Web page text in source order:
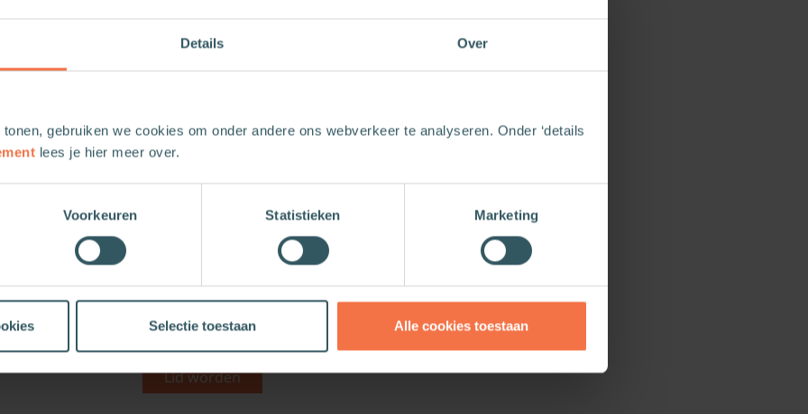
Details Over
gebruiken we cookies om onder andere ons webverkeer te analyseren. Onder ‘details
lees je hier meer over.
Voorkeuren Statistieken Marketing
Selectie toestaan Alle cookies toestaan
in het kerkelijk jaar. Als Premium-lid krijg je toegang tot nog veel meer
preekschetsen, exegeses en kindermomenten. Ideaal voor professionals
maand Theologie.nl Premium is gratis, daarna € 11,99 p.m.
korting wordt automatisch tijdens de checkout verwerkt.
binnen 1 dag een e-mail met je persoonlijke kortingscode.
Bekijk de actievoorwaarden.
Liever meer voordeel?
Lid worden